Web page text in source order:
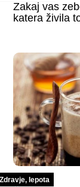
Zakaj vas
katera živila
Zdravje, lepota